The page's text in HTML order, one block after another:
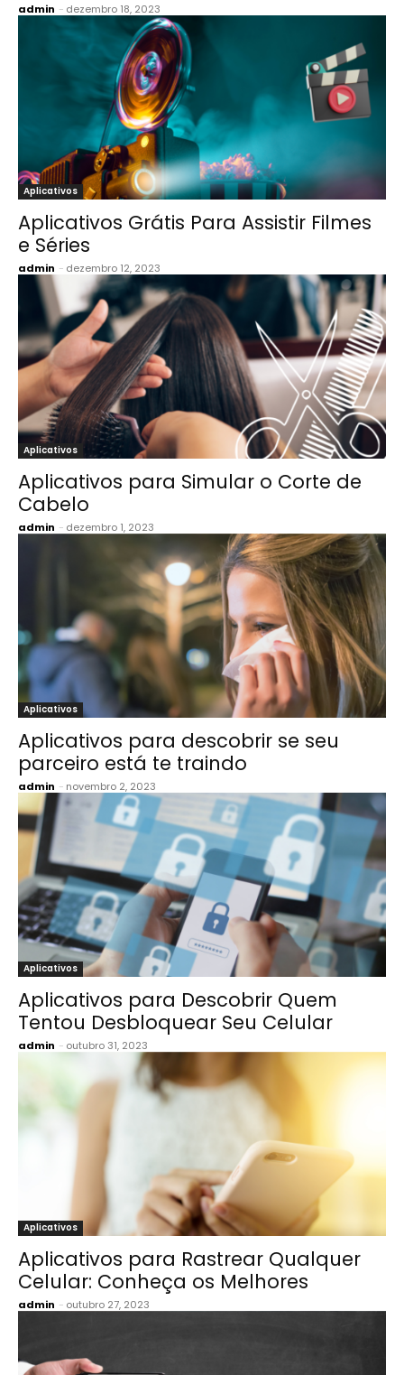
admin - dezembro 18, 2023
Aplicativos
Aplicativos Grátis Para Assistir Filmes
e Séries
admin - dezembro 12, 2023
Aplicativos
Aplicativos para Simular o Corte de
Cabelo
admin - dezembro 1, 2023
Aplicativos
Aplicativos para descobrir se seu
parceiro está te traindo
admin - novembro 2, 2023
Aplicativos
Aplicativos para Descobrir Quem
Tentou Desbloquear Seu Celular
admin - outubro 31, 2023
Aplicativos
Aplicativos para Rastrear Qualquer
Celular: Conheça os Melhores
admin - outubro 27, 2023